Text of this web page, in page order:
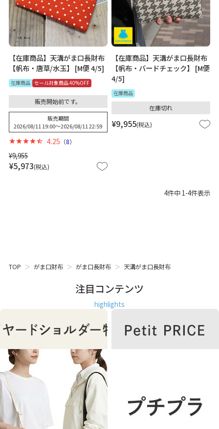
【在庫商品】天溝がま口長財布
【帆布・唐草/水玉】 [M便 4/5]
在庫商品 セール対象商品 40%OFF
¥9,955
¥5,973 税込
販売開始前です。
販売期間
2026/08/11 19:00〜2026/08/11 22:59
4.25 （8）
【在庫商品】天溝がま口長財布
【帆布・バードチェック】 [M便
4/5]
在庫商品
¥9,955 税込
在庫切れ
4件中 1-4件表示
TOP がま口財布 がま口長財布 天溝がま口長財布
注目コンテンツ
highlights